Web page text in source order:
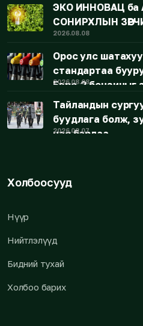
ЭКО ИННОВАЦ ба
СОНИРХЛЫН
2026.08.08
Орос улс
стандартаа
Евро-2 бензиныг
2026.08.08
Тайландын
буудлага болж, зургаан хүн
нас барлаа
2026.08.07
Холбоосууд
Нүүр
Нийтлэлүүд
Бидний тухай
Холбоо барих